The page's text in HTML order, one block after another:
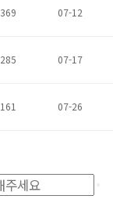
369 07-12
285 07-17
161 07-26